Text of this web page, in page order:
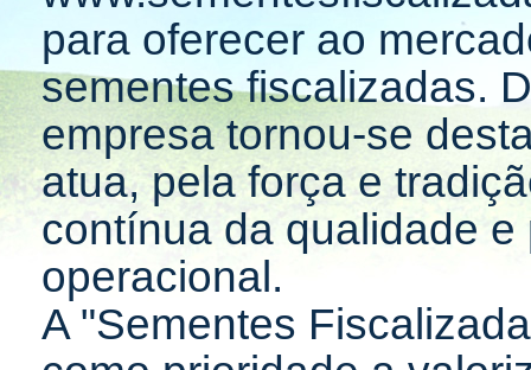
para oferecer ao
sementes fiscalizadas.
empresa tornou-se
atua, pela força e
contínua da qualidade
operacional.
A "Sementes